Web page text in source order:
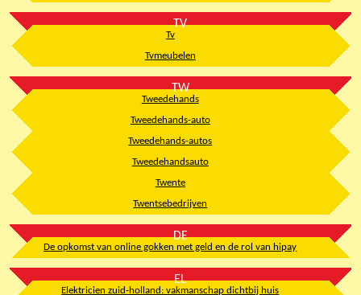
TV
Tv
Tvmeubelen
TW
Tweedehands
Tweedehands-auto
Tweedehands-autos
Tweedehandsauto
Twente
Twentsebedrijven
DE
De opkomst van online gokken met geld en de rol van hipay
EL
Elektricien zuid-holland: vakmanschap dichtbij huis